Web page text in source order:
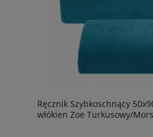
Ręcznik Szybkoschnący
włókien Zoe Turkusowy/